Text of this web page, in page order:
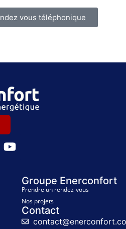
vous téléphonique
Groupe Enerconfort
Prendre un rendez-vous
Nos projets
Contact